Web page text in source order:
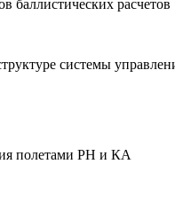
баллистических расчетов
системы
полетами РН и КА